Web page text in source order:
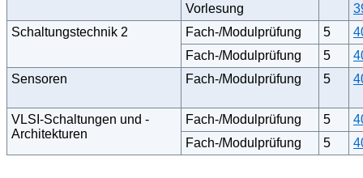
Vorlesung
Schaltungstechnik 2
Fach-/Modulprüfung 5
Fach-/Modulprüfung
5
Sensoren
Fach-/Modulprüfung 5
VLSI-Schaltungen und -
Architekturen
Fach-/Modulprüfung 5
Fach-/Modulprüfung
5